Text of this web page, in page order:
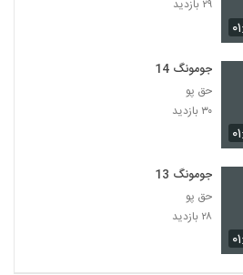
۲۹ بازدید
جومونگ 14
حق پو
۳۰ بازدید
جومونگ 13
حق پو
۲۸ بازدید